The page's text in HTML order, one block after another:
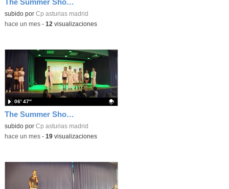
Contenido educativo.
subido por Cp asturias madrid
-hace un mes- 12 visualizaciones
The Summer Show 002
Contenido educativo.
subido por Cp asturias madrid
06′ 47″
-hace un mes- 19visualizaciones